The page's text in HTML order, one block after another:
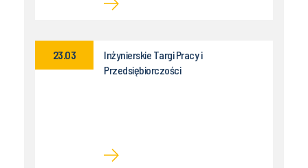
Inżynierskie Targi Pracy i
Przedsiębiorczości
23.03